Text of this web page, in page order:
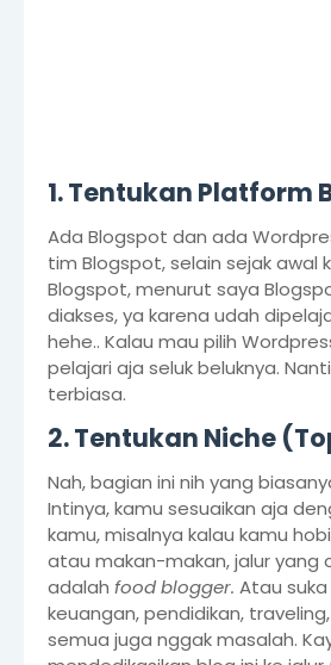
1. Tentukan Platform
Ada Blogspot dan ada
tim Blogspot, selain sejak awal
Blogspot, menurut saya
diakses, ya karena udah
hehe.. Kalau mau pilih
pelajari aja seluk beluknya.
terbiasa.
2. Tentukan Niche
Nah, bagian ini nih yang
Intinya, kamu sesuaikan aja
kamu, misalnya kalau kamu
atau makan-makan, jalur yang
adalah food blogger. Atau
keuangan, pendidikan, traveling,
semua juga nggak masalah.